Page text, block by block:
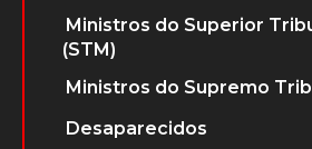
Ministros do Superior
(STM)
Ministros do Supremo
Desaparecidos